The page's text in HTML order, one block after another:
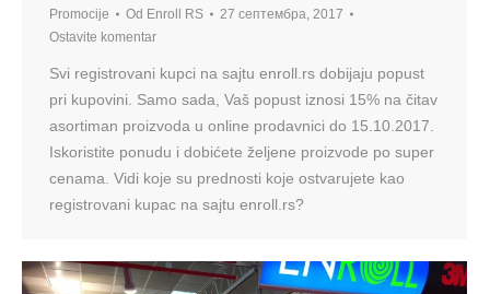
Promocije Od Enroll RS
27 септембра, 2017
Ostavite komentar
Svi registrovani kupci na sajtu enroll.rs dobijaju popust
pri kupovini. Samo sada, Vaš popust iznosi 15% na čitav
asortiman proizvoda u online prodavnici do 15.10.2017.
Iskoristite ponudu i dobićete željene proizvode po super
cenama. Vidi koje su prednosti koje ostvarujete kao
registrovani kupac na sajtu enroll.rs?